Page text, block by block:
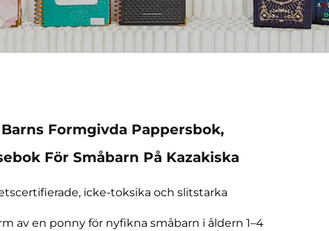
Formgivda Pappersbok,
För Småbarn På Kazakiska
icke-toksika och slitstarka
av en ponny för nyfikna småbarn i åldern 1–4